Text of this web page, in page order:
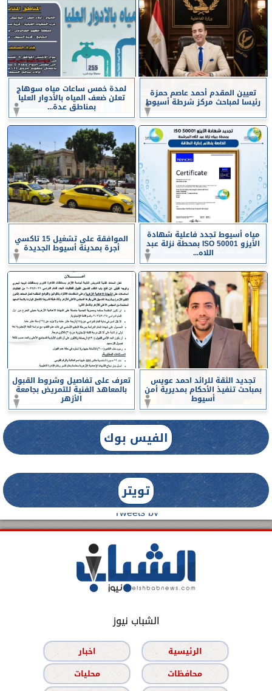
تعيين المقدم أحمد عاصم حمزة
رئيسا لمباحث مركز شرطة أسيوط
لمدة خمس ساعات مياه سوهاج
تعلن ضعف المياه بالأدوار العليا
بمناطق عدة...
مياه أسيوط تجدد فاعلية شهادة
الأيزو ISO 50001 بمحطة نزلة عبد
اللاه...
الموافقة على تشغيل 15 تاكسي
أجرة بمدينة أسيوط الجديدة
تجديد الثقة للرائد احمد عويس
بمباحث تنفيذ الأحكام بمديرية أمن
أسيوط
تعرف على تفاصيل وشروط القبول
بالمعاهد الفنية للتمريض بجامعة
الأزهر
الفيس بوك
تويتر
Tweets by
الشباب نيوز
الرئيسية
اخبار
محافظات
محليات